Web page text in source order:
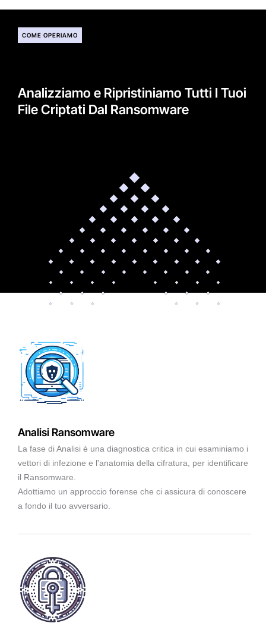
COME OPERIAMO
Analizziamo e Ripristiniamo Tutti I Tuoi
File Criptati Dal Ransomware
Analisi Ransomware
La fase di Analisi è una diagnostica critica in cui esaminiamo i
vettori di infezione e l'anatomia della cifratura, per identificare
il Ransomware.
Adottiamo un approccio forense che ci assicura di conoscere
a fondo il tuo avversario.